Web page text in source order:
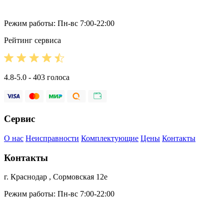
Режим работы: Пн-вс 7:00-22:00
Рейтинг сервиса
4.8-5.0 - 403 голоса
Сервис
О нас Неисправности Комплектующие Цены Контакты
Контакты
г. Краснодар , Сормовская 12е
Режим работы: Пн-вс 7:00-22:00